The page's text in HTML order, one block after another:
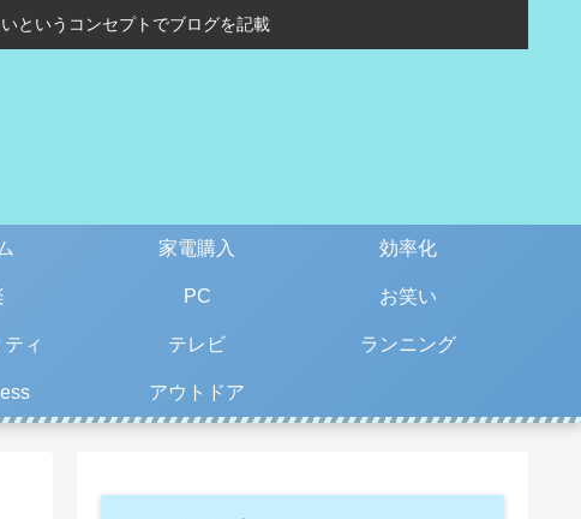
というコンセプトでブログを記載
家電購入 効率化
PC お笑い
ィ テレビ ランニング
アウトドア